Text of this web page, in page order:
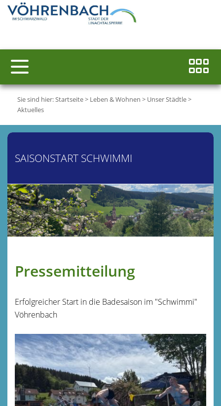
Sie sind hier:Startseite> Leben & Wohnen > Unser Städtle>
Aktuelles
SAISONSTART SCHWIMMI
Pressemitteilung
Erfolgreicher Start in die Badesaison im "Schwimmi"
Vöhrenbach